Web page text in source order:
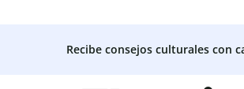
Recibe consejos culturales con